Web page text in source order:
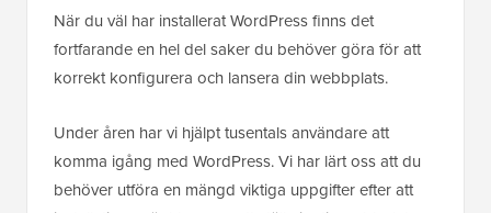
När du väl har installerat WordPress finns det
fortfarande en hel del saker du behöver göra för att
korrekt konfigurera och lansera din webbplats.
Under åren har vi hjälpt tusentals användare att
komma igång med WordPress. Vi har lärt oss att du
behöver utföra en mängd viktiga uppgifter efter att